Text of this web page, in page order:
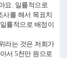
요. 일률적으로
를 해서 목표치
률적으로 배정이
라는 것은 저희가
서 5천만 원으로